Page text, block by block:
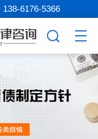
138-6176-5366